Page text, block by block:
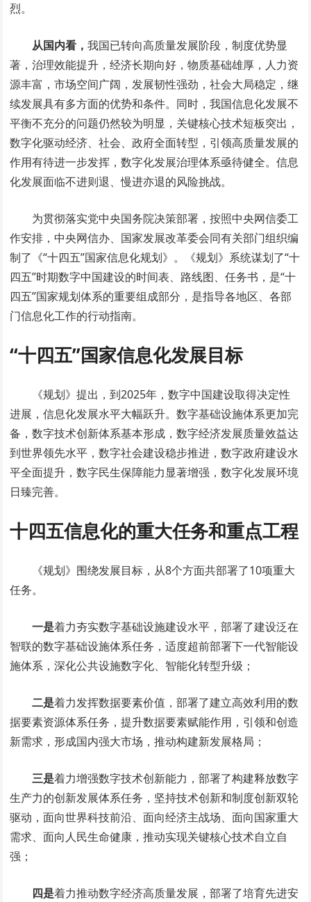
烈。
从国内看，我国已转向高质量发展阶段，制度优势显
著，治理效能提升，经济长期向好，物质基础雄厚，人力资
源丰富，市场空间广阔，发展韧性强劲，社会大局稳定，继
续发展具有多方面的优势和条件。同时，我国信息化发展不
平衡不充分的问题仍然较为明显，关键核心技术短板突出，
数字化驱动经济、社会、政府全面转型，引领高质量发展的
作用有待进一步发挥，数字化发展治理体系亟待健全。信息
化发展面临不进则退、慢进亦退的风险挑战。
为贯彻落实党中央国务院决策部署，按照中央网信委工
作安排，中央网信办、国家发展改革委会同有关部门组织编
制了《“十四五”国家信息化规划》。《规划》系统谋划了“十
四五”时期数字中国建设的时间表、路线图、任务书，是“十
四五”国家规划体系的重要组成部分，是指导各地区、各部
门信息化工作的行动指南。
“十四五”国家信息化发展目标
《规划》提出，到2025年，数字中国建设取得决定性
进展，信息化发展水平大幅跃升。数字基础设施体系更加完
备，数字技术创新体系基本形成，数字经济发展质量效益达
到世界领先水平，数字社会建设稳步推进，数字政府建设水
平全面提升，数字民生保障能力显著增强，数字化发展环境
日臻完善。
十四五信息化的重大任务和重点工程
《规划》围绕发展目标，从8个方面共部署了10项重大
任务。
一是着力夯实数字基础设施建设水平，部署了建设泛在
智联的数字基础设施体系任务，适度超前部署下一代智能设
施体系，深化公共设施数字化、智能化转型升级；
二是着力发挥数据要素价值，部署了建立高效利用的数
据要素资源体系任务，提升数据要素赋能作用，引领和创造
新需求，形成国内强大市场，推动构建新发展格局；
三是着力增强数字技术创新能力，部署了构建释放数字
生产力的创新发展体系任务，坚持技术创新和制度创新双轮
驱动，面向世界科技前沿、面向经济主战场、面向国家重大
需求、面向人民生命健康，推动实现关键核心技术自立自
强；
四是着力推动数字经济高质量发展，部署了培育先进安